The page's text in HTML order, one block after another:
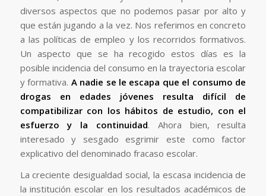
diversos aspectos que no podemos pasar por alto y
que están jugando a la vez. Nos referimos en concreto
a las políticas de empleo y los recorridos formativos.
Un aspecto que se ha recogido estos días es la
posible incidencia del consumo en la trayectoria escolar
y formativa. A nadie se le escapa que el consumo de
drogas en edades jóvenes resulta difícil de
compatibilizar con los hábitos de estudio, con el
esfuerzo y la continuidad. Ahora bien, resulta
interesado y sesgado esgrimir este como factor
explicativo del denominado fracaso escolar.
La creciente desigualdad social, la escasa incidencia de
la institución escolar en los resultados académicos de